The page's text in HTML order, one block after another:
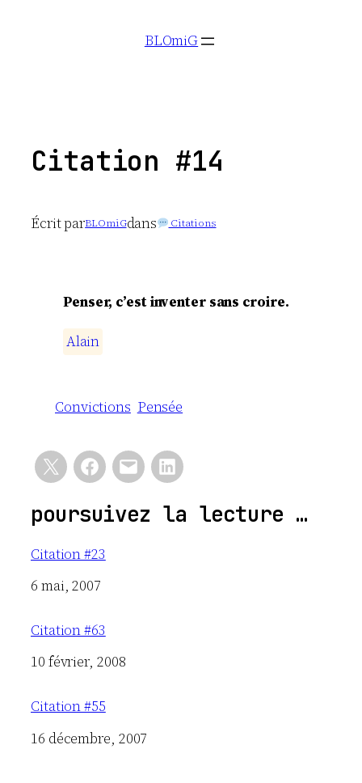
BLOmiG
Citation #14
Écrit parBLOmiGdans Citations
Penser, c’est inventer sans croire.
Alain
Convictions Pensée
poursuivez la lecture …
Citation #23
Date
6 mai, 2007
Citation #63
Date
10 février, 2008
Citation #55
Date
16 décembre, 2007